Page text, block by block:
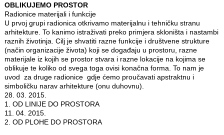
OBLIKUJEMO PROSTOR
Radionice materijali i funkcije
U prvoj grupi radionica otkrivamo materijalnu i tehničku stranu
arhitekture. To kanimo istraživati preko primjera skloništa i nastambi
raznih životinja. Cilj je shvatiti razne funkcije i društvene strukture
(način organizacije života) koji se događaju u prostoru, razne
materijale iz kojih se prostor stvara i razne lokacije na kojima se
oblikuje te koliko od svega toga ovisi konačna forma. To nam je
uvod za druge radionice gdje ćemo proučavati apstraktnu i
simboličku narav arhitekture (onu duhovnu).
28. 03. 2015.
1. OD LINIJE DO PROSTORA
11. 04. 2015.
2. OD PLOHE DO PROSTORA